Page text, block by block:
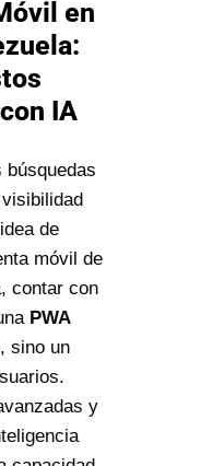
en
IA
búsquedas
de
móvil de
contar con
PWA
sino un
y